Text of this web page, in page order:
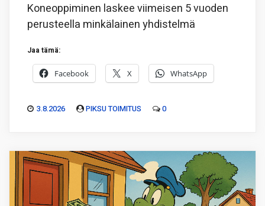
Koneoppiminen laskee viimeisen 5 vuoden
perusteella minkälainen yhdistelmä
Jaa tämä:
Facebook X WhatsApp
3.8.2026 PIKSU TOIMITUS 0